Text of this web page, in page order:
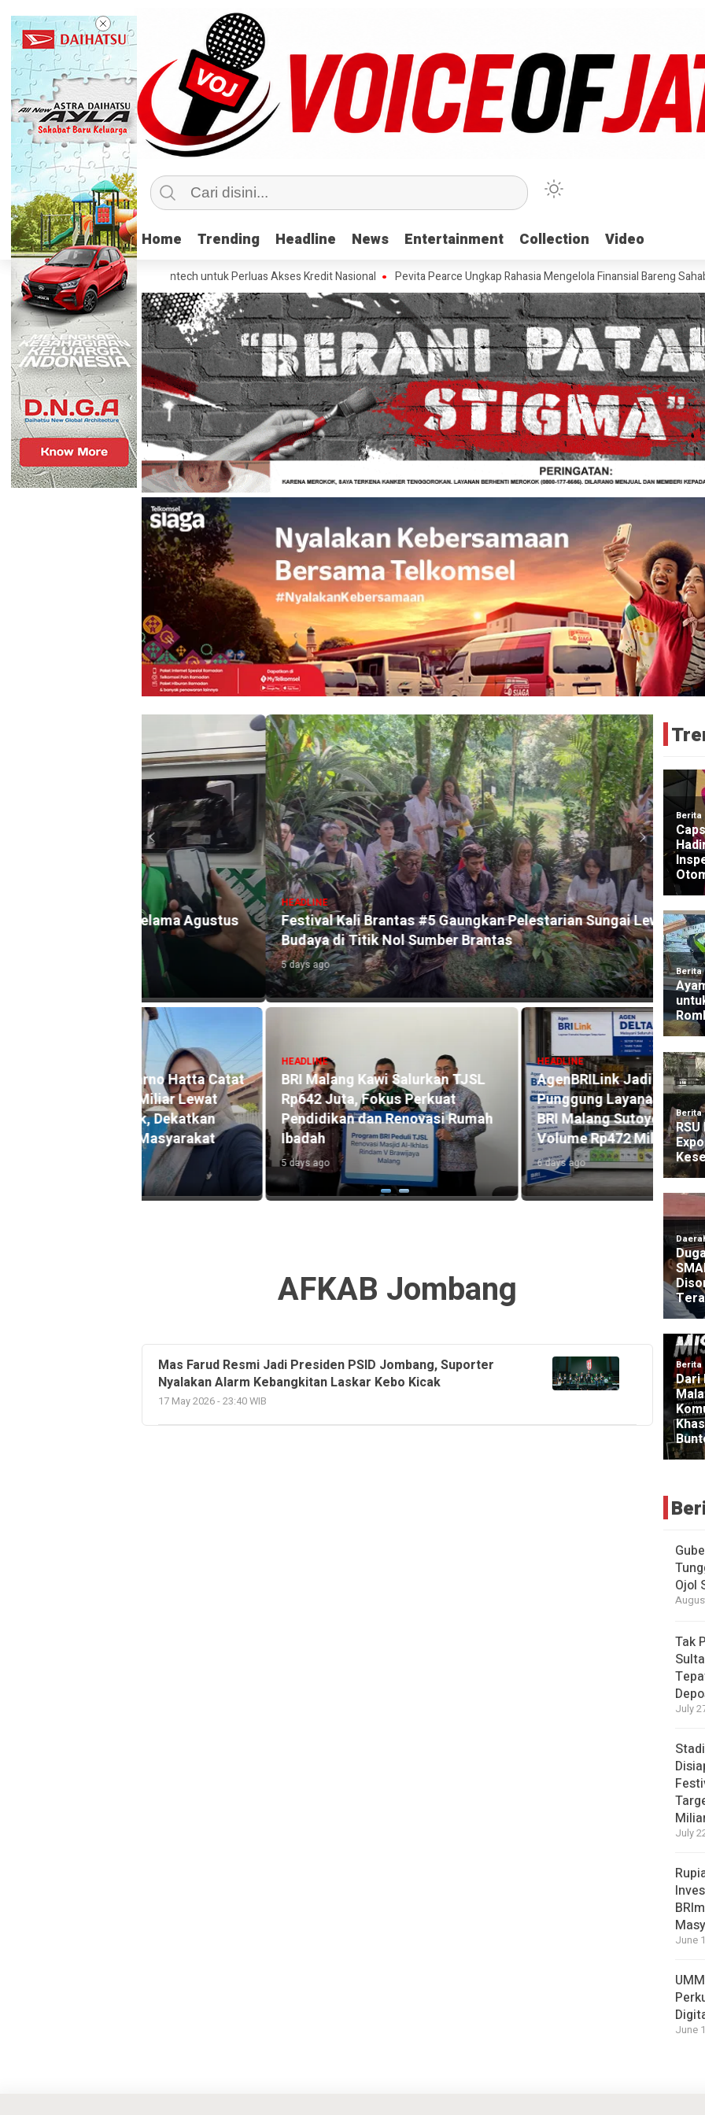
Home Trending Headline News Entertainment Collection Video
Home Trending Headline News Entertainment Collection Video
Sinergi Bank-Fintech untuk Perluas Akses Kredit Nasional Pevita Pearce Ungkap Rahasia Mengelola Finansial Bareng Sahabat
HEADLINE
Festival Kali Brantas #5 Gaungkan Pelestarian Sungai Lewat Ritual
Budaya di Titik Nol Sumber Brantas
5 days ago
HEADLINE
BRI Malang Kawi Salurkan TJSL
Rp642 Juta, Fokus Perkuat
Pendidikan dan Renovasi Rumah
Ibadah
5 days ago
HEADLINE
AgenBRILink Jadi Tulang
Punggung Layanan Perbankan,
BRI Malang Sutoyo Raih Sales
Volume Rp472 Miliar
6 days ago
2026
1 day
BRI
4 days
AFKAB Jombang
Mas Farud Resmi Jadi Presiden PSID Jombang, Suporter
Nyalakan Alarm Kebangkitan Laskar Kebo Kicak
17 May 2026 - 23:40 WIB
Ojol
Tak
July
July
June
June